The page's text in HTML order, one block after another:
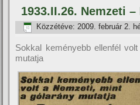
1933.II.26. Nemzeti
Közzétéve: 2009. február 2.
Sokkal keményebb ellenfél
mutatja